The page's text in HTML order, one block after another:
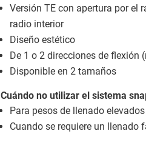
Versión TE con apertura por el
radio interior
Diseño estético
De 1 o 2 direcciones de flexión
Disponible en 2 tamaños
Cuándo no utilizar el sistema
Para pesos de llenado elevados
Cuando se requiere un llenado